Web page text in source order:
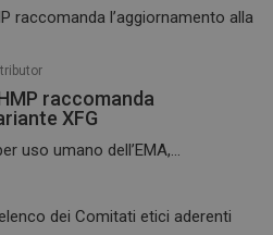
raccomanda
XFG
uso umano dell’EMA,...